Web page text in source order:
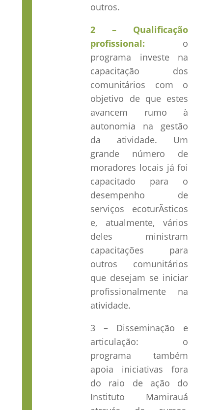
outros.
2 – Qualificação
profissional:
o
programa investe na
capacitação dos
comunitários com o
objetivo de que estes
avancem rumo à
autonomia na gestão
da atividade. Um
grande número de
moradores locais já foi
capacitado para o
desempenho de
serviços ecoturÃ­sticos
e, atualmente, vários
deles ministram
capacitações para
outros comunitários
que desejam se iniciar
profissionalmente na
atividade.
3 – Disseminação e
articulação: o
programa também
apoia iniciativas fora
do raio de ação do
Instituto Mamirauá